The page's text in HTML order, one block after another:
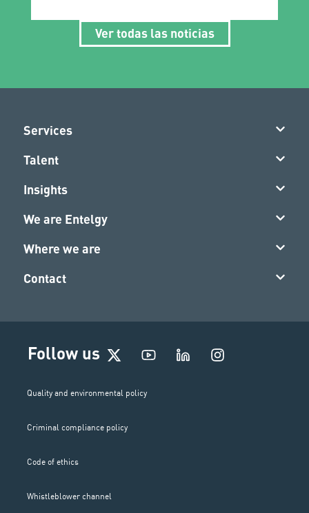
Ver todas las noticias
Services
Talent
Insights
We are Entelgy
Where we are
Contact
Follow us
I
n
Quality and environmental policy
Criminal compliance policy
Code of ethics
Whistleblower channel